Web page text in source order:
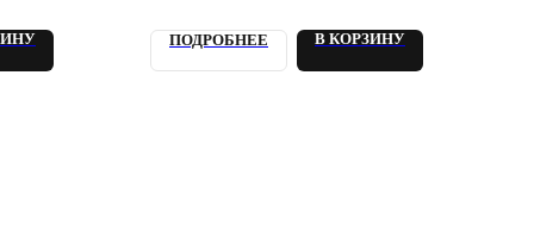
ПОДРОБНЕЕ В КОРЗИНУ